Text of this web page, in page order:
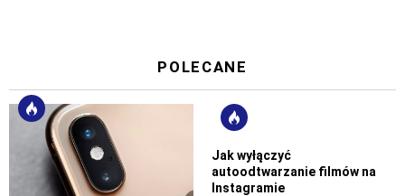
POLECANE
Jak wyłączyć
autoodtwarzanie filmów na
Instagramie